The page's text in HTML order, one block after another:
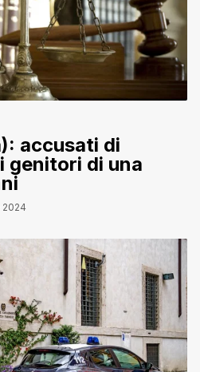
accusati di
genitori di una
2024